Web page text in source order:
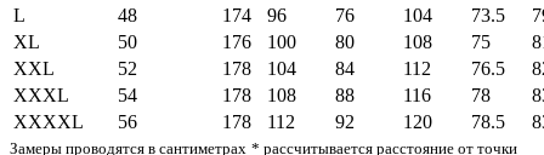
L
48 174 96 76 104 73.5
XL
50 176 100 80 108 75
XXL
52 178 104 84 112 76.5
XXXL
54 178 108 88 116 78
XXXXL
56 178 112 92 120 78.5
Замеры проводятся в сантиметрах * рассчитывается расстояние от точки